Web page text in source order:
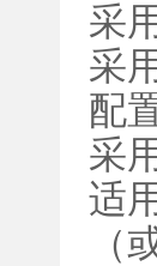
采
采
配
采
适
（